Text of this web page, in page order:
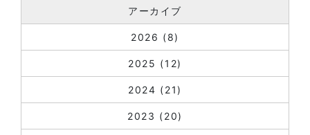
アーカイブ
2026 (8)
2025 (12)
2024 (21)
2023 (20)